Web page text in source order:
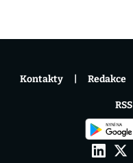
Kontakty Redakce
RSS